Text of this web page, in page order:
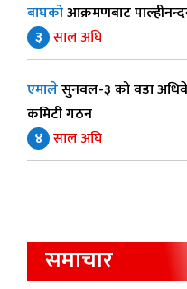
बाघकोआक्रमणबाट
३ साल अघि
एमालेसुनवल-३ को वडा
कमिटी गठन
४ साल अघि
समाचार